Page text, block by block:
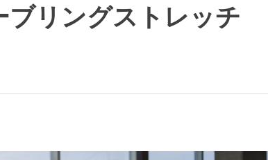
ブリングストレッチ